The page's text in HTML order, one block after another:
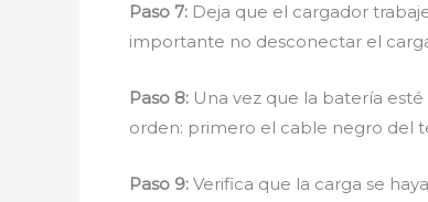
Paso 7: Deja que el cargador
importante no desconectar el
Paso 8: Una vez que la batería
orden: primero el cable negro del
Paso 9: Verifica que la carga se